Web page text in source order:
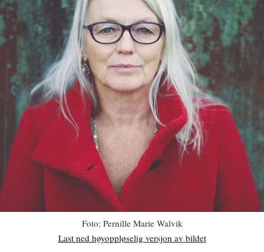
Foto: Pernille Marie Walvik
Last ned høyoppløselig versjon av bildet